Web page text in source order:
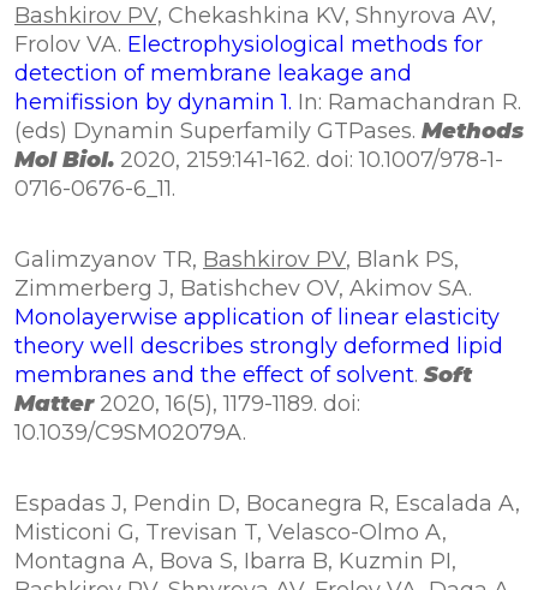
Bashkirov PV, Chekashkina KV, Shnyrova AV,
Frolov VA. Electrophysiological methods for
detection of membrane leakage and
hemifission by dynamin 1. In: Ramachandran R.
(eds) Dynamin Superfamily GTPases. Methods
Mol Biol. 2020, 2159:141-162. doi: 10.1007/978-1-
0716-0676-6_11.
Galimzyanov TR, Bashkirov PV, Blank PS,
Zimmerberg J, Batishchev OV, Akimov SA.
Monolayerwise application of linear elasticity
theory well describes strongly deformed lipid
membranes and the effect of solvent.Soft
Matter 2020, 16(5), 1179-1189. doi:
10.1039/C9SM02079A.
Espadas J, Pendin D, Bocanegra R, Escalada A,
Misticoni G, Trevisan T, Velasco-Olmo A,
Montagna A, Bova S, Ibarra B, Kuzmin PI,